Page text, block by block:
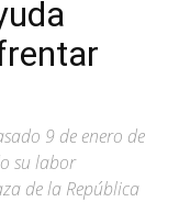
9 de enero de
su labor
de la República